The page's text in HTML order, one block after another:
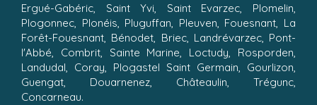
Ergué-Gabéric, Saint Yvi, Saint Evarzec, Plomelin,
Plogonnec, Plonéis, Pluguffan, Pleuven, Fouesnant, La
Forêt-Fouesnant, Bénodet, Briec, Landrévarzec, Pont-
l'Abbé, Combrit, Sainte Marine, Loctudy, Rosporden,
Landudal, Coray, Plogastel Saint Germain, Gourlizon,
Guengat, Douarnenez, Châteaulin, Trégunc,
Concarneau.